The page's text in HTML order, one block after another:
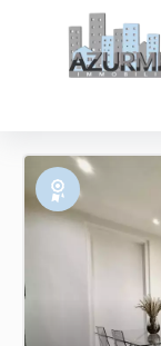
Exclusivité